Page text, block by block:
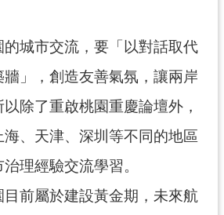
城市交流，要「以對話取代
」，創造友善氣氛，讓兩岸
除了重啟桃園重慶論壇外，
、天津、深圳等不同的地區
理經驗交流學習。
前屬於建設黃金期，未來航